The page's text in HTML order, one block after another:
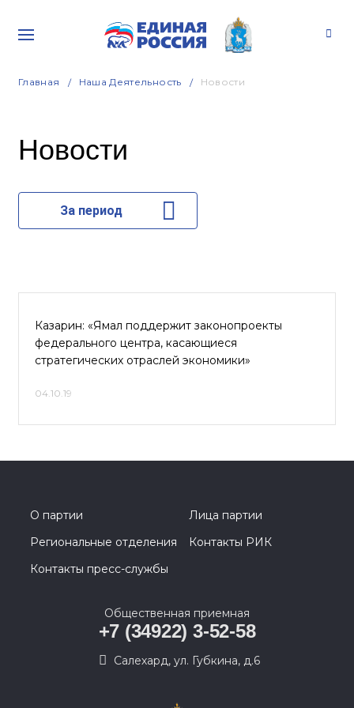
Главная Наша Деятельность Новости
Новости
За период
Казарин: «Ямал поддержит законопроекты
федерального центра, касающиеся
стратегических отраслей экономики»
04.10.19
О партии
Лица партии
Региональные отделения
Контакты РИК
Контакты пресс-службы
Общественная приемная
+7 (34922) 3-52-58
Салехард, ул. Губкина, д.6